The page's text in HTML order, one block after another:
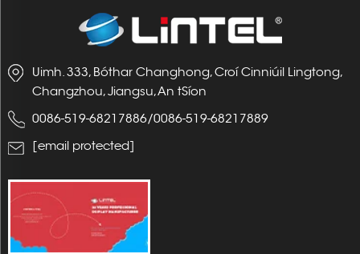
Uimh. 333, Bóthar Changhong, Croí Cinniúil Lingtong,
Changzhou, Jiangsu, An tSíon
0086-519-68217886/0086-519-68217889
[email protected]